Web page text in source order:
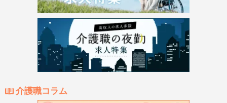
介護職コラム